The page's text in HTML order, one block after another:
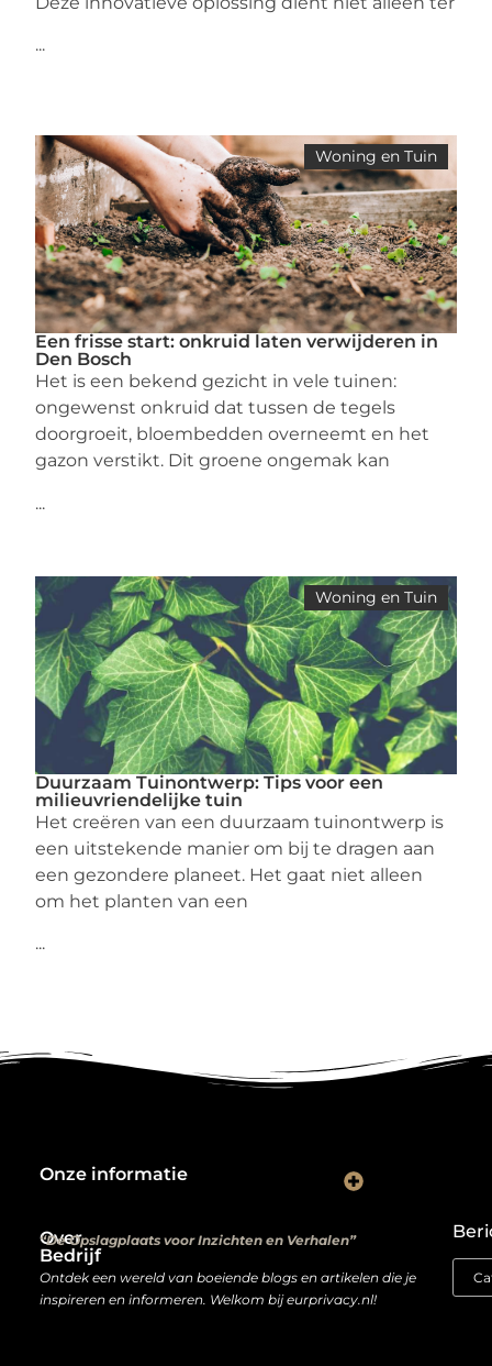
...
Woning en Tuin
Een frisse start: onkruid laten verwijderen in
Den Bosch
Het is een bekend gezicht in vele tuinen:
ongewenst onkruid dat tussen de tegels
doorgroeit, bloembedden overneemt en het
gazon verstikt. Dit groene ongemak kan
...
Woning en Tuin
Duurzaam Tuinontwerp: Tips voor een
milieuvriendelijke tuin
Het creëren van een duurzaam tuinontwerp is
een uitstekende manier om bij te dragen aan
een gezondere planeet. Het gaat niet alleen
om het planten van een
...
Over
Bedrijf
“De Opslagplaats voor Inzichten en Verhalen”
Ontdek een wereld van boeiende blogs en artikelen die je
inspireren en informeren. Welkom bij eurprivacy.nl!
Onze informatie